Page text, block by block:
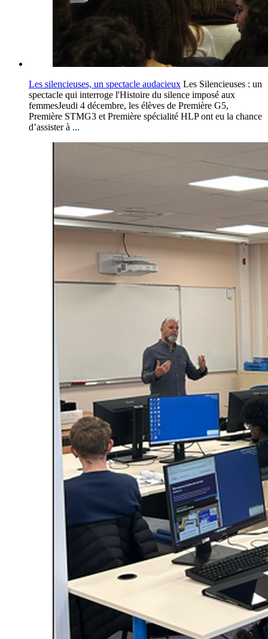
Les silencieuses, un spectacle audacieux Les Silencieuses : un
spectacle qui interroge l'Histoire du silence imposé aux
femmesJeudi 4 décembre, les élèves de Première G5,
Première STMG3 et Première spécialité HLP ont eu la chance
d’assister à ...